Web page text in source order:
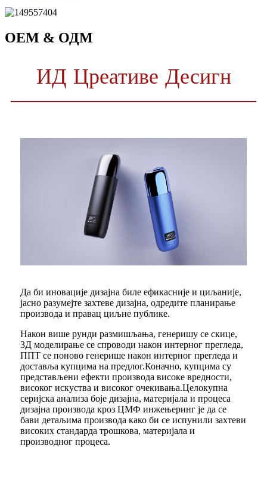
ОЕМ & ОДМ
ИД Цреативе Десигн
Да би иновације дизајна биле ефикасније и циљаније,
јасно разумејте захтеве дизајна, одредите планирање
производа и правац циљне публике.
Након више рунди размишљања, генеришу се скице,
3Д моделирање се спроводи након интерног прегледа,
ППТ се поново генерише након интерног прегледа и
доставља купцима на предлог.Коначно, купцима су
представљени ефекти производа високе вредности,
високог искуства и високог очекивања.Целокупна
серијска анализа боје дизајна, материјала и процеса
дизајна производа кроз ЦМФ инжењеринг је да се
бави детаљима производа како би се испунили захтеви
високих стандарда трошкова, материјала и
производног процеса.